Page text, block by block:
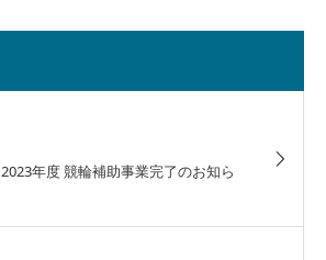
2023年度 競輪補助事業完了のお知ら